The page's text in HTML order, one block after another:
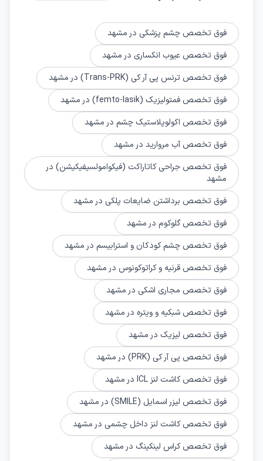
فوق تخصص چشم پزشکی در مشهد
فوق تخصص عیوب انکساری در مشهد
فوق تخصص ترنس پی آر کی (Trans-PRK) در مشهد
فوق تخصص فمتولیزیک (femto-lasik) در مشهد
فوق تخصص اکولوپلاستیک چشم در مشهد
فوق تخصص آب مروارید در مشهد
فوق تخصص جراحی کاتاراکت (فیکوامولسیفیکیشن) در
مشهد
فوق تخصص برداشتن ضایعات پلکی در مشهد
فوق تخصص گلوکوم در مشهد
فوق تخصص چشم کودکان و استرابیسم در مشهد
فوق تخصص قرنیه و کراتوکونوس در مشهد
فوق تخصص مجاری اشکی در مشهد
فوق تخصص شبکیه و ویتره در مشهد
فوق تخصص لیزیک در مشهد
فوق تخصص پی آر کی (PRK) در مشهد
فوق تخصص کاشت لنز ICL در مشهد
فوق تخصص ليزر اسمایل (SMILE) در مشهد
فوق تخصص کاشت لنز داخل چشمی در مشهد
فوق تخصص کراس لینکینگ در مشهد